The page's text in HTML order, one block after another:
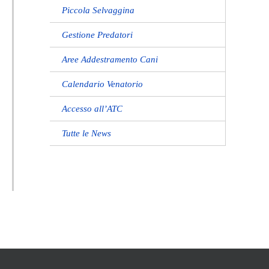
Piccola Selvaggina
Gestione Predatori
Aree Addestramento Cani
Calendario Venatorio
Accesso all’ATC
Tutte le News